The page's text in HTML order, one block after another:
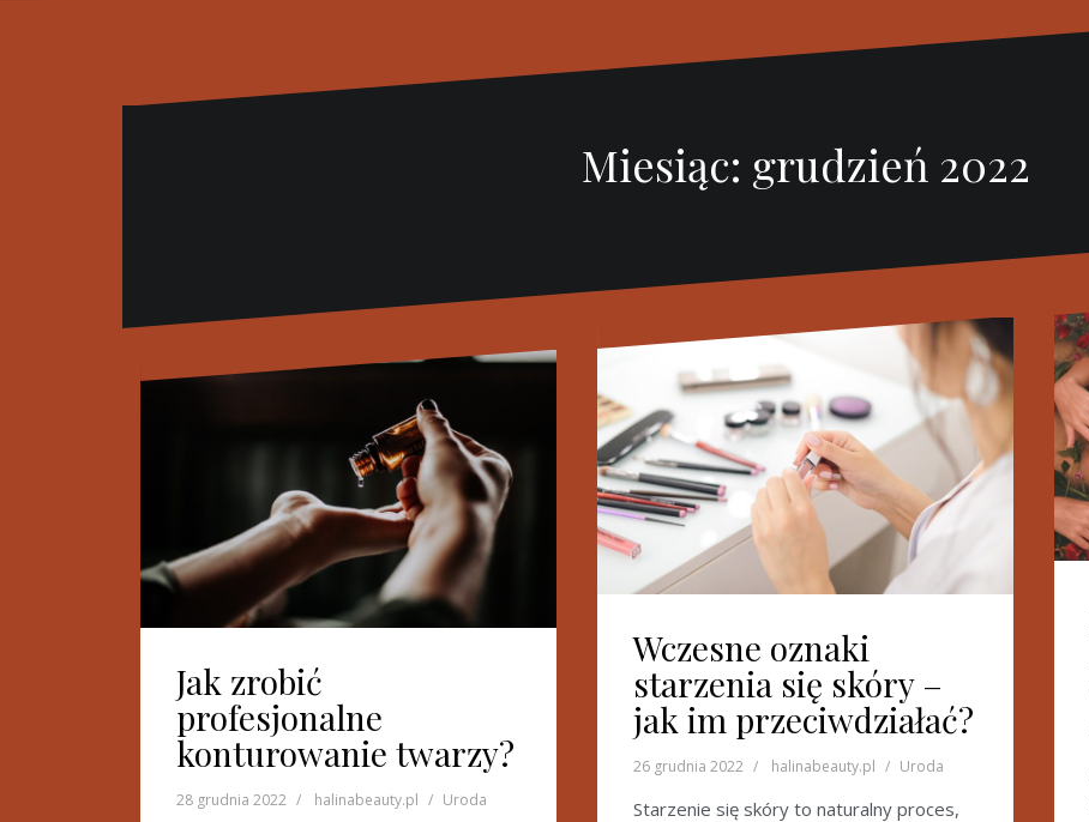
Miesiąc: grudzień 2022
Jak zrobić
profesjonalne
konturowanie twarzy?
28 grudnia 2022 halinabeauty.pl Uroda
Wczesne oznaki
starzenia się skóry –
jak im przeciwdziałać?
26 grudnia 2022 halinabeauty.pl Uroda
Starzenie się skóry to naturalny proces,